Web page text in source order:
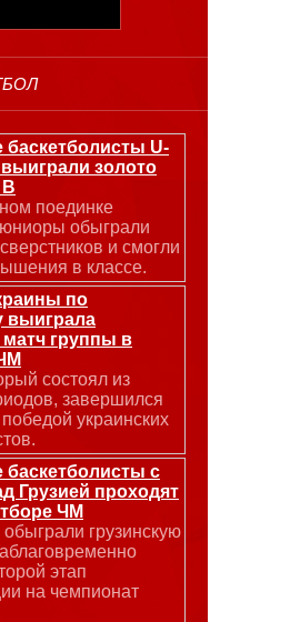
баскетболисты U-
золото
В
поединке
обыграли
и смогли
в классе.
по
выиграла
группы в
состоял из
завершился
украинских
баскетболисты с
Грузией проходят
ЧМ
грузинскую
этап
на чемпионат